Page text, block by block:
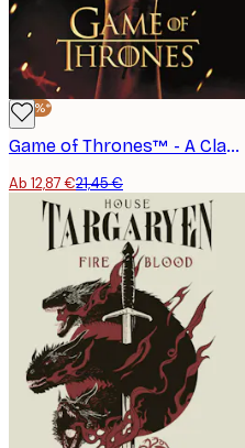
-40%*
Game of Thrones™ - A Clash of Kings Poster
Ab 12,87 €21,45 €